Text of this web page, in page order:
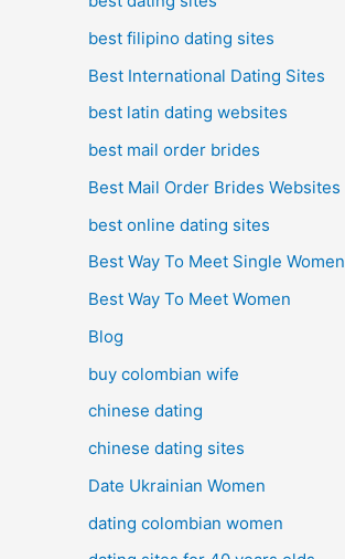
best filipino dating sites
Best International Dating Sites
best latin dating websites
best mail order brides
Best Mail Order Brides Websites
best online dating sites
Best Way To Meet Single Women
Best Way To Meet Women
Blog
buy colombian wife
chinese dating
chinese dating sites
Date Ukrainian Women
dating colombian women